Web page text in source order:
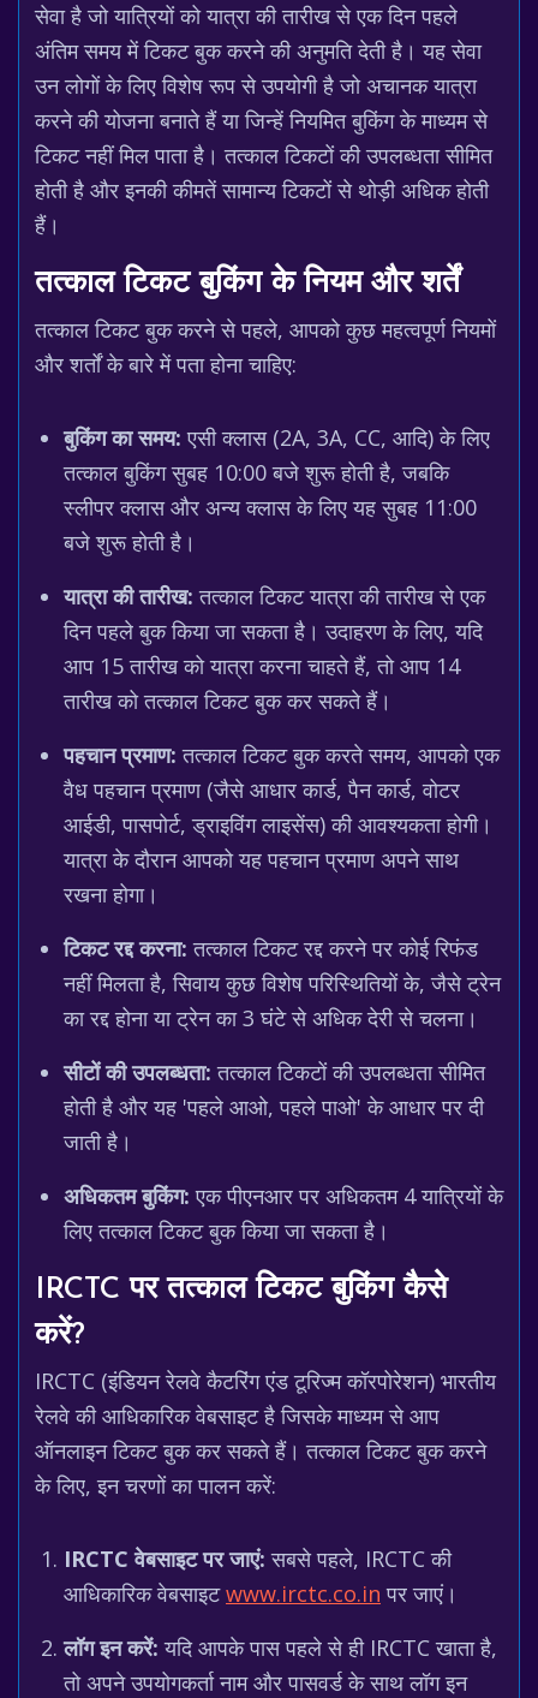
सेवा है जो यात्रियों को यात्रा की तारीख से एक दिन पहले
अंतिम समय में टिकट बुक करने की अनुमति देती है। यह सेवा
उन लोगों के लिए विशेष रूप से उपयोगी है जो अचानक यात्रा
करने की योजना बनाते हैं या जिन्हें नियमित बुकिंग के माध्यम से
टिकट नहीं मिल पाता है। तत्काल टिकटों की उपलब्धता सीमित
होती है और इनकी कीमतें सामान्य टिकटों से थोड़ी अधिक होती
हैं।
तत्काल टिकट बुकिंग के नियम और शर्तें
तत्काल टिकट बुक करने से पहले, आपको कुछ महत्वपूर्ण नियमों
और शर्तों के बारे में पता होना चाहिए:
बुकिंग का समय: एसी क्लास (2A, 3A, CC, आदि) के लिए
तत्काल बुकिंग सुबह 10:00 बजे शुरू होती है, जबकि
स्लीपर क्लास और अन्य क्लास के लिए यह सुबह 11:00
बजे शुरू होती है।
यात्रा की तारीख: तत्काल टिकट यात्रा की तारीख से एक
दिन पहले बुक किया जा सकता है। उदाहरण के लिए, यदि
आप 15 तारीख को यात्रा करना चाहते हैं, तो आप 14
तारीख को तत्काल टिकट बुक कर सकते हैं।
पहचान प्रमाण: तत्काल टिकट बुक करते समय, आपको एक
वैध पहचान प्रमाण (जैसे आधार कार्ड, पैन कार्ड, वोटर
आईडी, पासपोर्ट, ड्राइविंग लाइसेंस) की आवश्यकता होगी।
यात्रा के दौरान आपको यह पहचान प्रमाण अपने साथ
रखना होगा।
टिकट रद्द करना: तत्काल टिकट रद्द करने पर कोई रिफंड
नहीं मिलता है, सिवाय कुछ विशेष परिस्थितियों के, जैसे ट्रेन
का रद्द होना या ट्रेन का 3 घंटे से अधिक देरी से चलना।
सीटों की उपलब्धता: तत्काल टिकटों की उपलब्धता सीमित
होती है और यह 'पहले आओ, पहले पाओ' के आधार पर दी
जाती है।
अधिकतम बुकिंग: एक पीएनआर पर अधिकतम 4 यात्रियों के
लिए तत्काल टिकट बुक किया जा सकता है।
IRCTC पर तत्काल टिकट बुकिंग कैसे
करें?
IRCTC (इंडियन रेलवे कैटरिंग एंड टूरिज्म कॉरपोरेशन) भारतीय
रेलवे की आधिकारिक वेबसाइट है जिसके माध्यम से आप
ऑनलाइन टिकट बुक कर सकते हैं। तत्काल टिकट बुक करने
के लिए, इन चरणों का पालन करें:
IRCTC वेबसाइट पर जाएं: सबसे पहले, IRCTC की
आधिकारिक वेबसाइटwww.irctc.co.in पर जाएं।
लॉग इन करें: यदि आपके पास पहले से ही IRCTC खाता है,
तो अपने उपयोगकर्ता नाम और पासवर्ड के साथ लॉग इन